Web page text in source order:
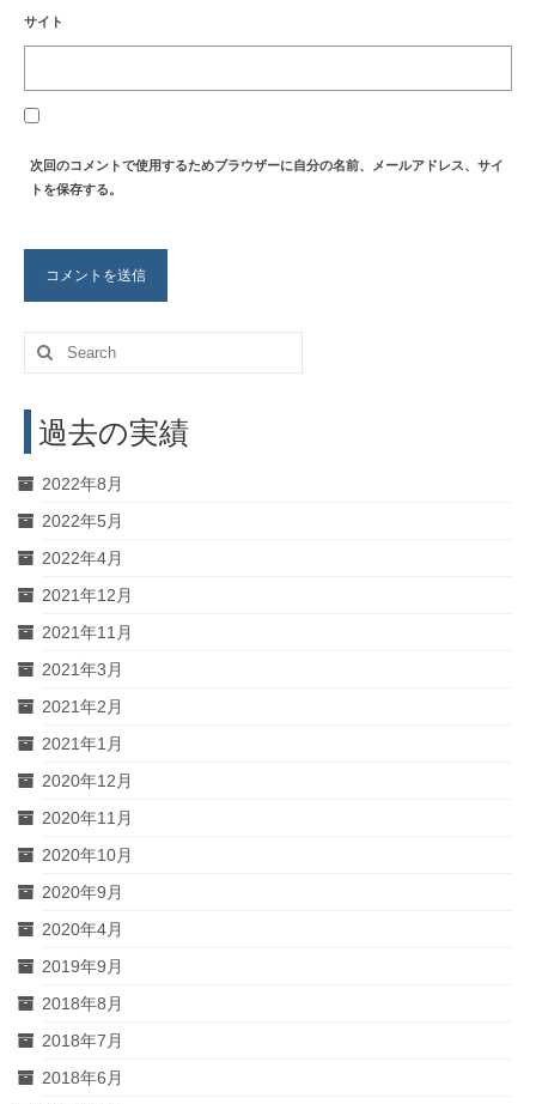
サイト
次回のコメントで使用するためブラウザーに自分の名前、メールアドレス、サイ
トを保存する。
Search
for:
過去の実績
2022年8月
2022年5月
2022年4月
2021年12月
2021年11月
2021年3月
2021年2月
2021年1月
2020年12月
2020年11月
2020年10月
2020年9月
2020年4月
2019年9月
2018年8月
2018年7月
2018年6月